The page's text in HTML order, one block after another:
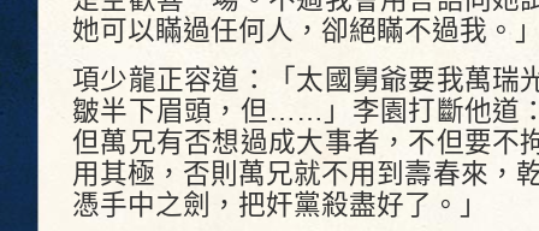
她可以瞞過任何人，卻絕瞞不過我。
項少龍正容道：「太國舅爺要我萬瑞
皺半下眉頭，但……」李園打斷他道
但萬兄有否想過成大事者，不但要不
用其極，否則萬兄就不用到壽春來，
憑手中之劍，把奸黨殺盡好了。」